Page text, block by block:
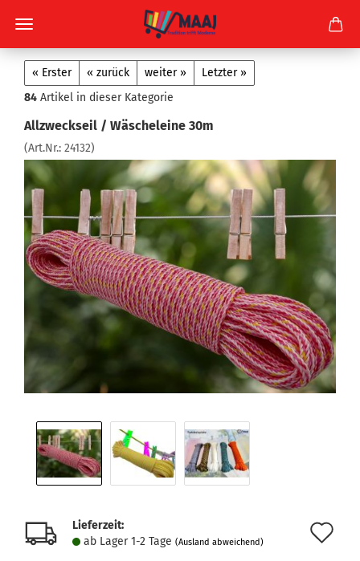
« Erster « zurück weiter »
Letzter »
84 Artikel in dieser Kategorie
Allzweckseil / Wäscheleine 30m
(Art.Nr.: 24132)
Lieferzeit:
ab Lager 1-2 Tage (Ausland abweichend)